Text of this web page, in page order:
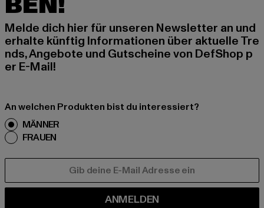
Melde dich hier für unseren Newsletter an und
erhalte künftig Informationen über aktuelle Tre
nds, Angebote und Gutscheine von DefShop p
er E-Mail!
An welchen Produkten bist du interessiert?
MÄNNER
FRAUEN
ANMELDEN